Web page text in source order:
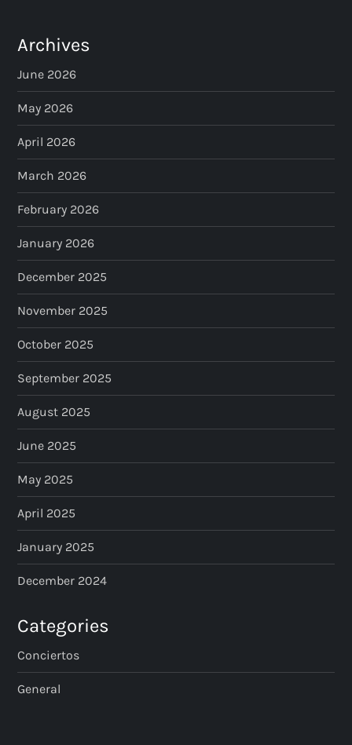
Archives
June 2026
May 2026
April 2026
March 2026
February 2026
January 2026
December 2025
November 2025
October 2025
September 2025
August 2025
June 2025
May 2025
April 2025
January 2025
December 2024
Categories
Conciertos
General